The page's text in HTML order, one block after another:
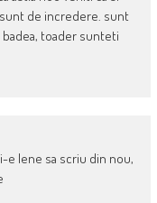
de incredere. sunt
badea, toader sunteti
e lene sa scriu din nou,